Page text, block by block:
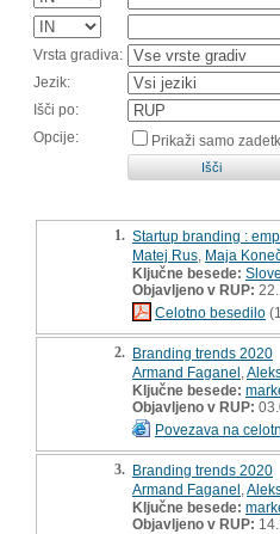
Vrsta gradiva:
Jezik:
Išči po:
Opcije:
Prikaži samo
1. Startup branding :
Matej Rus Maja
Ključne besede:
Objavljeno v RUP:
Celotno besedilo
2. Branding trends 2020
Armand Faganel
Ključne besede:
Objavljeno v RUP:
Povezava na
3. Branding trends 2020
Armand Faganel
Ključne besede:
Objavljeno v RUP: